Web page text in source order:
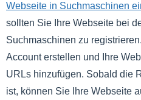
Webseite in Suchmaschinen
sollten Sie Ihre Webseite bei
Suchmaschinen zu
Account erstellen und Ihre
URLs hinzufügen. Sobald die
ist, können Sie Ihre Webseite